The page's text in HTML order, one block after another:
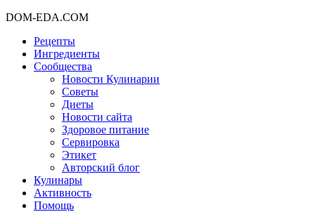
DOM-EDA.COM
Рецепты
Ингредиенты
Сообщества
Новости Кулинарии
Советы
Диеты
Новости сайта
Здоровое питание
Сервировка
Этикет
Авторский блог
Кулинары
Активность
Помощь